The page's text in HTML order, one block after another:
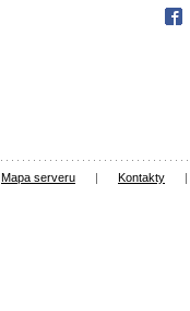
Mapa serveru | Kontakty |